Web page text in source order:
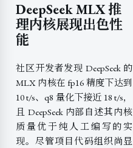
DeepSeek MLX 推
理内核展现出色性
能
社区开发者发现 DeepSeek 的
MLX 内核在 fp16 精度下达到
10 t/s、q8 量化下接近 18 t/s，
且 DeepSeek 内部自述其内核
质量优于纯人工编写的实
现。尽管项目代码组织尚显